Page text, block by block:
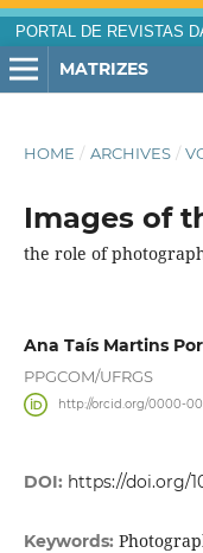
PORTAL DE REVISTAS
MATRIZES
HOME / ARCHIVES /
Images of
the role of
Ana Taís Martins
PPGCOM/UFRGS
http://orcid.org/0000-
DOI: https://doi.org/
Keywords: